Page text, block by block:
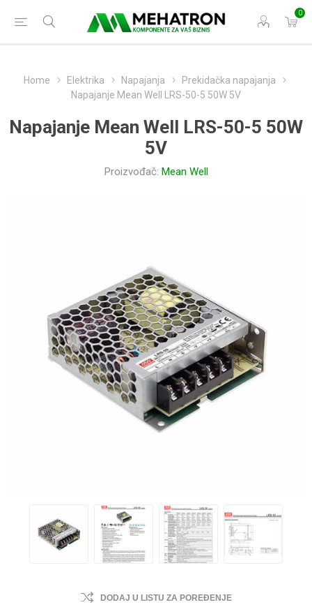
0
Home Elektrika Napajanja
Prekidačka napajanja
Napajanje Mean Well LRS-50-5 50W 5V
Napajanje Mean Well LRS-50-5 50W
5V
Proizvođač: Mean Well
DODAJ U LISTU ZA POREĐENJE